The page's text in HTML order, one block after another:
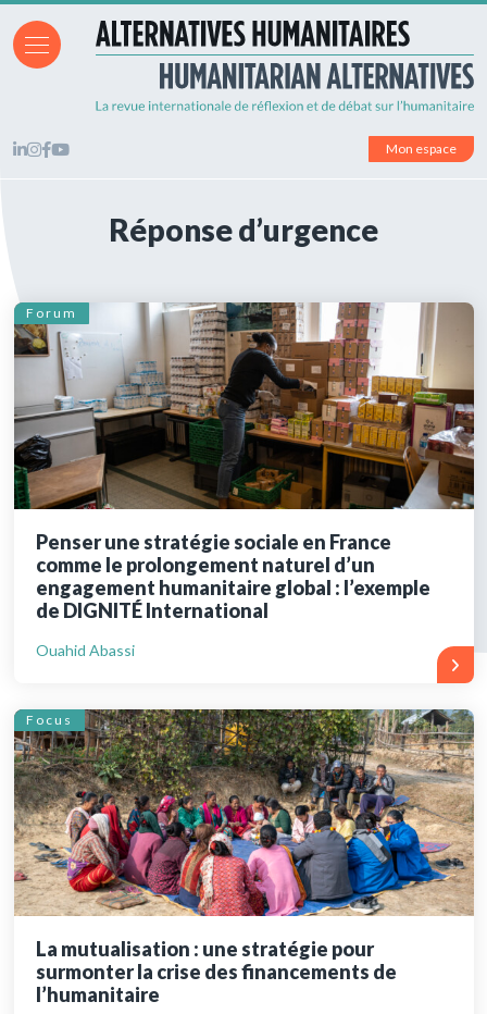
Mon espace
Réponse d’urgence
Forum
Penser une stratégie sociale en France
comme le prolongement naturel d’un
engagement humanitaire global : l’exemple
de DIGNITÉ International
Ouahid Abassi
Focus
La mutualisation : une stratégie pour
surmonter la crise des financements de
l’humanitaire